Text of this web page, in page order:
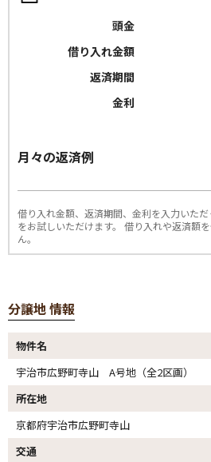
頭金
借り入れ金額
返済期間
金利
月々の返済例
借り入れ金額、返済期間、金利を入力いただ
をお試しいただけます。
借り入れや返済額
ん。
分譲地 情報
物件名
宇治市広野町寺山 A号地（全2区画）
所在地
京都府宇治市広野町寺山
交通